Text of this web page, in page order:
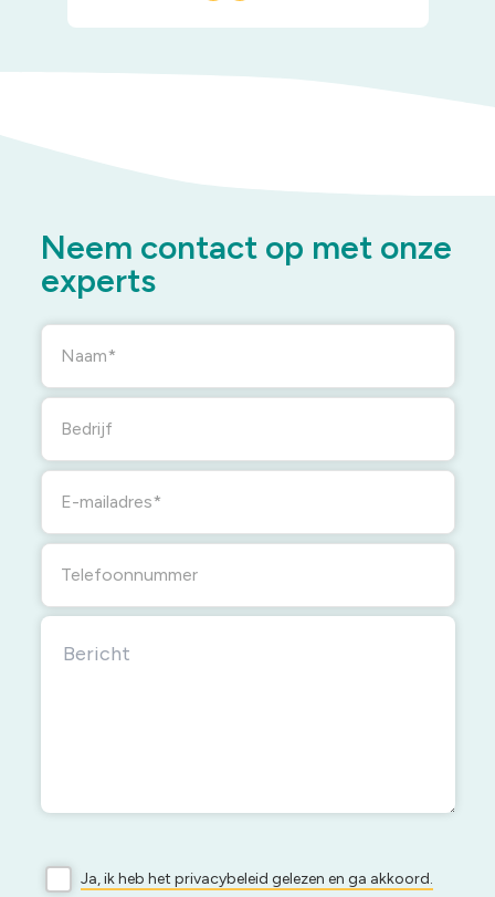
Neem contact op met onze
experts
Naam
Bedrijf
E-mailadres
Telefoonnummer
Ja, ik heb het privacybeleid gelezen en ga akkoord.